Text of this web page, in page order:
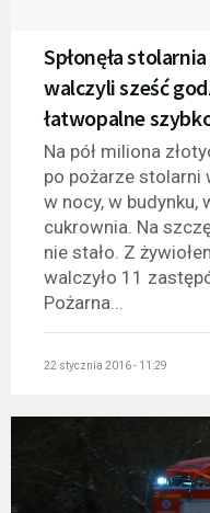
Spłonęła
walczyli sześć
łatwopalne
Na pół miliona
po pożarze stolarni
w nocy, w budynku,
cukrownia. Na
nie stało. Z
walczyło 11
Pożarna...
22 stycznia 2016 - 11:29